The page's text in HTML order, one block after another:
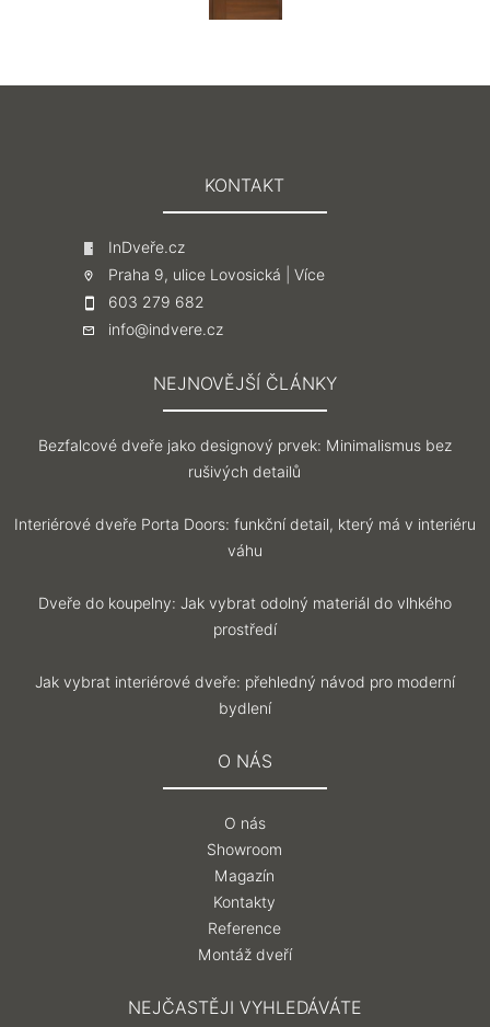
KONTAKT
InDveře.cz
Praha 9, ulice Lovosická | Více
603 279 682
info@indvere.cz
NEJNOVĚJŠÍ ČLÁNKY
Bezfalcové dveře jako designový prvek: Minimalismus bez
rušivých detailů
Interiérové dveře Porta Doors: funkční detail, který má v interiéru
váhu
Dveře do koupelny: Jak vybrat odolný materiál do vlhkého
prostředí
Jak vybrat interiérové dveře: přehledný návod pro moderní
bydlení
O NÁS
O nás
Showroom
Magazín
Kontakty
Reference
Montáž dveří
NEJČASTĚJI VYHLEDÁVÁTE